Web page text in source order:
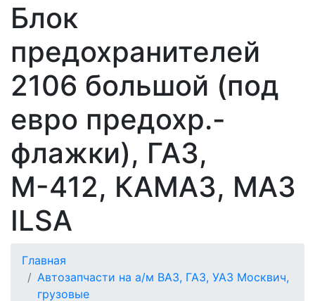
Блок
предохранителей
2106 большой (под
евро предохр.-
флажки), ГАЗ,
М-412, КАМАЗ, МАЗ
ILSA
Главная
Автозапчасти на а/м ВАЗ, ГАЗ, УАЗ Москвич,
грузовые